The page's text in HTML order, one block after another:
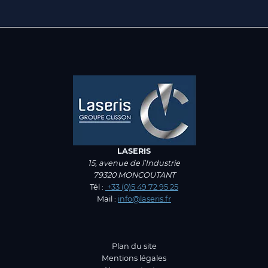
LASERIS
15, avenue de l’Industrie
79320 MONCOUTANT
Tél : +33 (0)5 49 72 95 25
Mail : info@laseris.fr
Plan du site
Mentions légales